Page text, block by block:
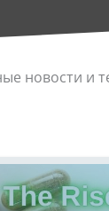
новости и